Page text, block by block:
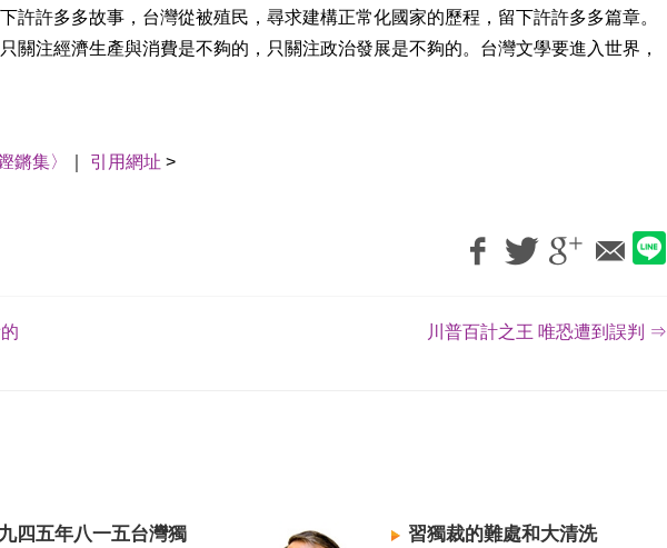
許許多多故事，台灣從被殖民，尋求建構正常化國家的歷程，留下許許多多篇章。
關注經濟生產與消費是不夠的，只關注政治發展是不夠的。台灣文學要進入世界，
鏘集〉 引用網址 >
川普百計之王 唯恐遭到誤判 ⇒
四五年八一五台灣獨
習獨裁的難處和大清洗